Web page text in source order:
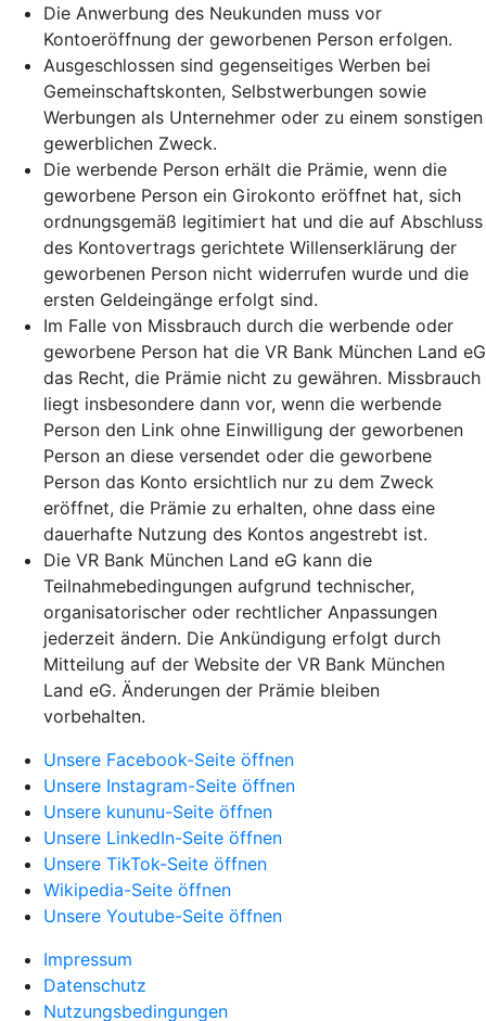
Die Anwerbung des Neukunden muss vor
Kontoeröffnung der geworbenen Person erfolgen.
Ausgeschlossen sind gegenseitiges Werben bei
Gemeinschaftskonten, Selbstwerbungen sowie
Werbungen als Unternehmer oder zu einem sonstigen
gewerblichen Zweck.
Die werbende Person erhält die Prämie, wenn die
geworbene Person ein Girokonto eröffnet hat, sich
ordnungsgemäß legitimiert hat und die auf Abschluss
des Kontovertrags gerichtete Willenserklärung der
geworbenen Person nicht widerrufen wurde und die
ersten Geldeingänge erfolgt sind.
Im Falle von Missbrauch durch die werbende oder
geworbene Person hat die VR Bank München Land eG
das Recht, die Prämie nicht zu gewähren. Missbrauch
liegt insbesondere dann vor, wenn die werbende
Person den Link ohne Einwilligung der geworbenen
Person an diese versendet oder die geworbene
Person das Konto ersichtlich nur zu dem Zweck
eröffnet, die Prämie zu erhalten, ohne dass eine
dauerhafte Nutzung des Kontos angestrebt ist.
Die VR Bank München Land eG kann die
Teilnahmebedingungen aufgrund technischer,
organisatorischer oder rechtlicher Anpassungen
jederzeit ändern. Die Ankündigung erfolgt durch
Mitteilung auf der Website der VR Bank München
Land eG. Änderungen der Prämie bleiben
vorbehalten.
Unsere Facebook-Seite öffnen
Unsere Instagram-Seite öffnen
Unsere kununu-Seite öffnen
Unsere LinkedIn-Seite öffnen
Unsere TikTok-Seite öffnen
Wikipedia-Seite öffnen
Unsere Youtube-Seite öffnen
Impressum
Datenschutz
Nutzungsbedingungen